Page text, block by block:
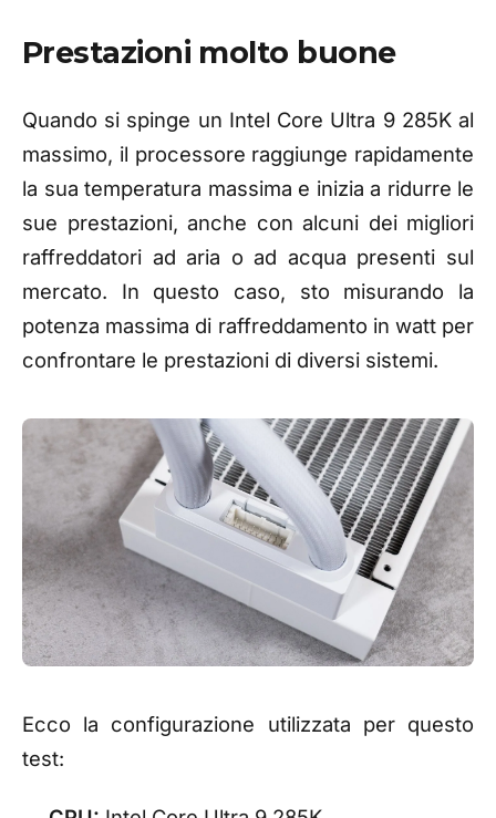
Prestazioni molto buone
Quando si spinge un Intel Core Ultra 9 285K al
massimo, il processore raggiunge rapidamente
la sua temperatura massima e inizia a ridurre le
sue prestazioni, anche con alcuni dei migliori
raffreddatori ad aria o ad acqua presenti sul
mercato. In questo caso, sto misurando la
potenza massima di raffreddamento in watt per
confrontare le prestazioni di diversi sistemi.
Ecco la configurazione utilizzata per questo
test: